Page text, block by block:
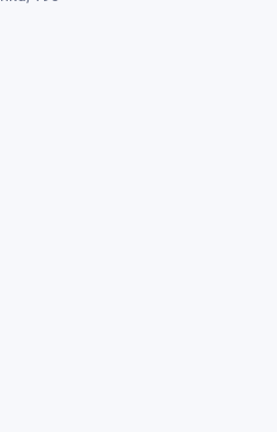
33
Перспективна 48
Сотні 2
195